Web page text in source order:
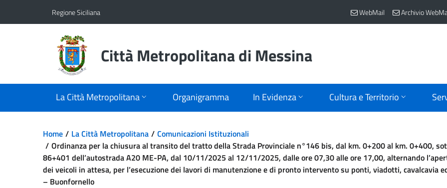
Vai al contenuto principale
Vai al menu principale
Regione Siciliana WebMail Archivio
Città Metropolitana di Messina
La Città Metropolitana Organigramma In Evidenza Cultura e Territorio
Home La Città Metropolitana
Comunicazioni Istituzionali
Ordinanza per la chiusura al transito del tratto della Strada Provinciale n°146 bis, dal km. 0+200 al km. 0+400,
86+401 dell’autostrada A20 ME-PA, dal 10/11/2025 al 12/11/2025, dalle ore 07,30 alle ore 17,00, alternando
dei veicoli in attesa, per l’esecuzione dei lavori di manutenzione e di pronto intervento su ponti, viadotti, cavalcavia
– Buonfornello